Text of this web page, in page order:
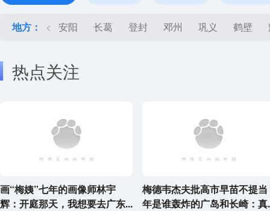
地方： < 安阳 长葛 登封 邓州 巩义 鹤壁
热点关注
画“梅姨”七年的画像师林宇
辉：开庭那天，我想要去广东...
梅德韦杰夫批高市早苗不提当
年是谁轰炸的广岛和长崎：真